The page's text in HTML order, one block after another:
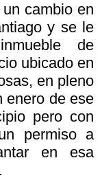
cambio en
y se le
de
ubicado en
en pleno
enero de ese
pero con
permiso a
en esa